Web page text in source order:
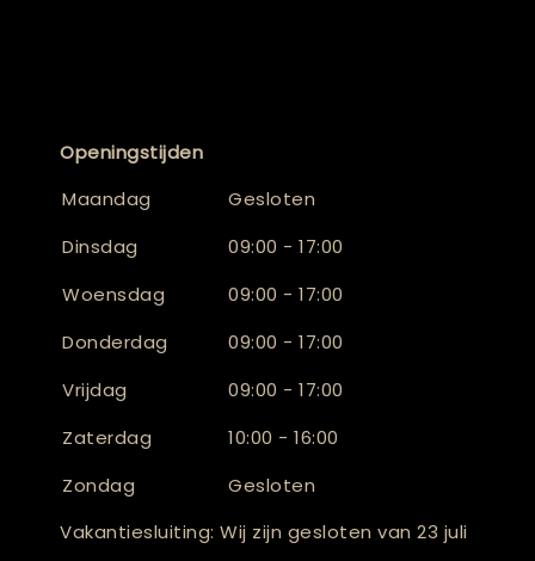
Openingstijden
Maandag
Gesloten
Dinsdag
09:00 - 17:00
Woensdag
09:00 - 17:00
Donderdag
09:00 - 17:00
Vrijdag
09:00 - 17:00
Zaterdag
10:00 - 16:00
Zondag
Gesloten
Vakantiesluiting: Wij zijn gesloten van 23 juli